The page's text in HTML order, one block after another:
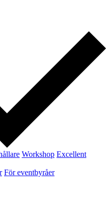
Workshop Excellent
För eventbyråer